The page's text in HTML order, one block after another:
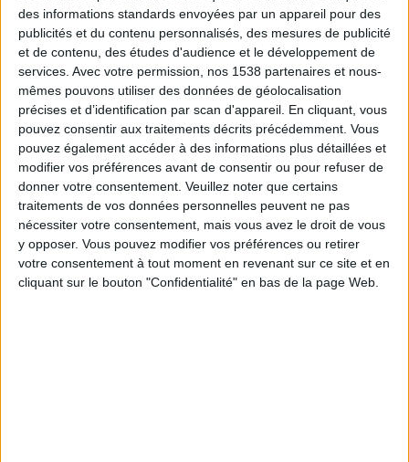
des informations standards envoyées par un appareil pour des
publicités et du contenu personnalisés, des mesures de publicité
et de contenu, des études d'audience et le développement de
services. Avec votre permission, nos 1538 partenaires et nous-
mêmes pouvons utiliser des données de géolocalisation
précises et d’identification par scan d'appareil. En cliquant, vous
pouvez consentir aux traitements décrits précédemment. Vous
pouvez également accéder à des informations plus détaillées et
modifier vos préférences avant de consentir ou pour refuser de
donner votre consentement. Veuillez noter que certains
traitements de vos données personnelles peuvent ne pas
nécessiter votre consentement, mais vous avez le droit de vous
y opposer. Vous pouvez modifier vos préférences ou retirer
votre consentement à tout moment en revenant sur ce site et en
cliquant sur le bouton "Confidentialité" en bas de la page Web.
prendre du poids, ça me va mais j'ai du mal à
reprendre le programme sans déborder...
16:31 J'ai une sciatique donc je suis sous
voltarene est-ce que ça fait grossir ?
Combien de kilos souhaitez-vous perdre ?
Moins de
De 5 à 10
Plus de
10 kilos